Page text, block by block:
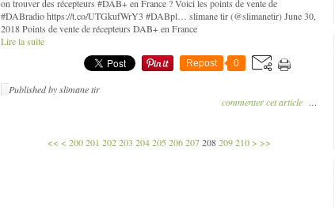
on trouver des récepteurs #DAB+ en France ? Voici les points de vente de
#DABradio https://t.co/UTGkufWrY3 #DABpl… slimane tir (@slimanetir) June 30,
2018 Points de vente de récepteurs DAB+ en France
Lire la suite
Repost 0
Published by slimane tir
commenter cet article …
<< < 200201 202203 204205 206207208209210220
230
240
250
260
270
280
290
300
400
500
> >>